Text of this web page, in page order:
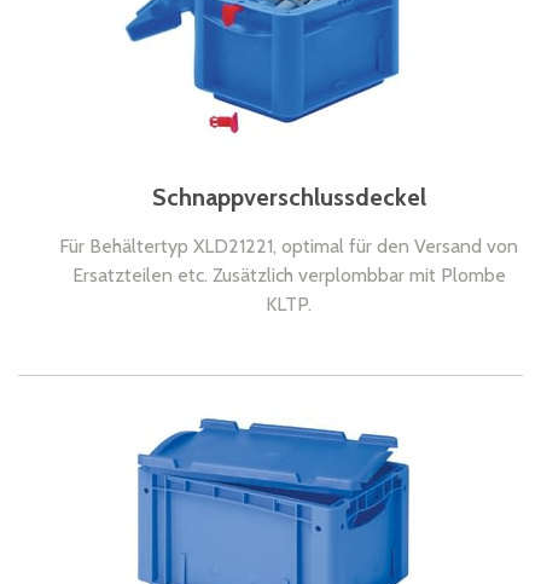
Schnappverschlussdeckel
Für Behältertyp XLD21221, optimal für den Versand von
Ersatzteilen etc. Zusätzlich verplombbar mit Plombe
KLTP.